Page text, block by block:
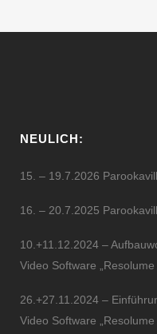
NEULICH:
15. – 19.7.2026
16. – 20.7.2025
10.+11.12.2024 –
Video Software „Resolume
26.+27.11.2024 –
Video Software „Resolume